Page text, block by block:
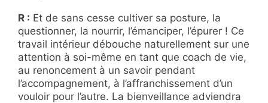
R : Et de sans cesse cultiver sa posture, la
questionner, la nourrir, l’émanciper, l’épurer ! Ce
travail intérieur débouche naturellement sur une
attention à soi-même en tant que coach de vie,
au renoncement à un savoir pendant
l’accompagnement, à l’affranchissement d’un
vouloir pour l’autre. La bienveillance adviendra